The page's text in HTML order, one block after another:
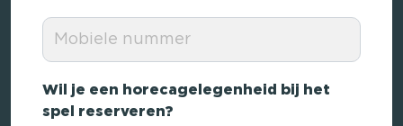
Wil je een horecagelegenheid bij het
spel reserveren?